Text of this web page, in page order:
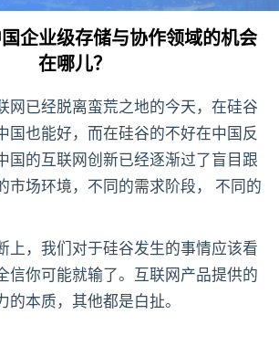
企业级存储与协作领域的机会
在哪儿？
网已经脱离蛮荒之地的今天，在硅谷
国也能好，而在硅谷的不好在中国反
国的互联网创新已经逐渐过了盲目跟
市场环境，不同的需求阶段， 不同的
上，我们对于硅谷发生的事情应该看
信你可能就输了。互联网产品提供的
的本质，其他都是白扯。